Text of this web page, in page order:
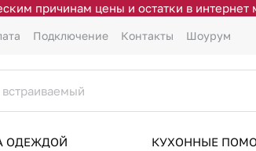
причинам цены и остатки в интернет
Подключение Контакты Шоурум
ОДЕЖДОЙ КУХОННЫЕ